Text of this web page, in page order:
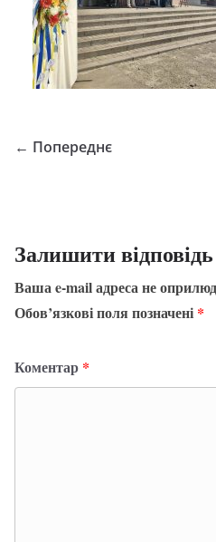
← Попереднє
Залишити відповідь
Ваша e-mail адреса не
Обов’язкові поля позначені *
Коментар *